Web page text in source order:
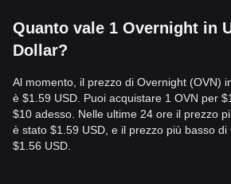
Quanto vale 1 Overnight in
Dollar?
Al momento, il prezzo di Overnight (OVN)
è $1.59 USD. Puoi acquistare 1 OVN per
$10 adesso. Nelle ultime 24 ore il prezzo
è stato $1.59 USD, e il prezzo più basso di
$1.56 USD.